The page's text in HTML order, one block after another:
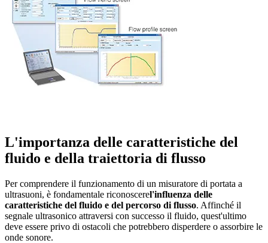
L'importanza delle caratteristiche del
fluido e della traiettoria di flusso
Per comprendere il funzionamento di un misuratore di portata a
ultrasuoni, è fondamentale riconoscerel'influenza delle
caratteristiche del fluido e del percorso di flusso. Affinché il
segnale ultrasonico attraversi con successo il fluido, quest'ultimo
deve essere privo di ostacoli che potrebbero disperdere o assorbire le
onde sonore.